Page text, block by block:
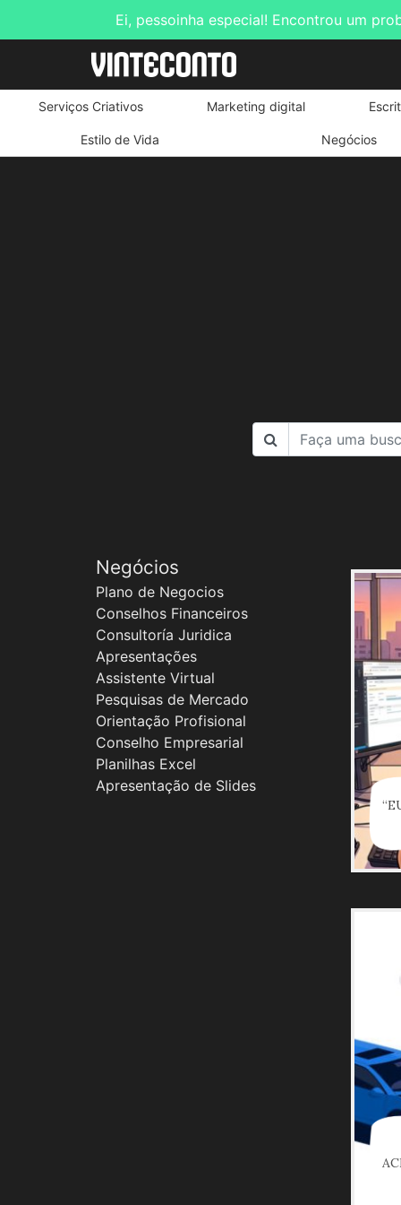
Ei, pessoinha especial! Encontrou um
Serviços Criativos Marketing digital
Estilo de Vida Negócios
Negócios
Plano de Negocios
Conselhos Financeiros
Consultoría Juridica
Apresentações
Assistente Virtual
Pesquisas de Mercado
Orientação Profisional
Conselho Empresarial
Planilhas Excel
Apresentação de Slides